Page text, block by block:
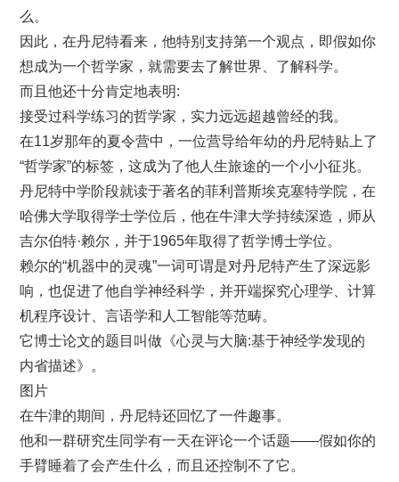
么。
因此，在丹尼特看来，他特别支持第一个观点，即假如你
想成为一个哲学家，就需要去了解世界、了解科学。
而且他还十分肯定地表明:
接受过科学练习的哲学家，实力远远超越曾经的我。
在11岁那年的夏令营中，一位营导给年幼的丹尼特贴上了
“哲学家”的标签，这成为了他人生旅途的一个小小征兆。
丹尼特中学阶段就读于著名的菲利普斯埃克塞特学院，在
哈佛大学取得学士学位后，他在牛津大学持续深造，师从
吉尔伯特·赖尔，并于1965年取得了哲学博士学位。
赖尔的“机器中的灵魂”一词可谓是对丹尼特产生了深远影
响，也促进了他自学神经科学，并开端探究心理学、计算
机程序设计、言语学和人工智能等范畴。
它博士论文的题目叫做《心灵与大脑:基于神经学发现的
内省描述》。
图片
在牛津的期间，丹尼特还回忆了一件趣事。
他和一群研究生同学有一天在评论一个话题——假如你的
手臂睡着了会产生什么，而且还控制不了它。